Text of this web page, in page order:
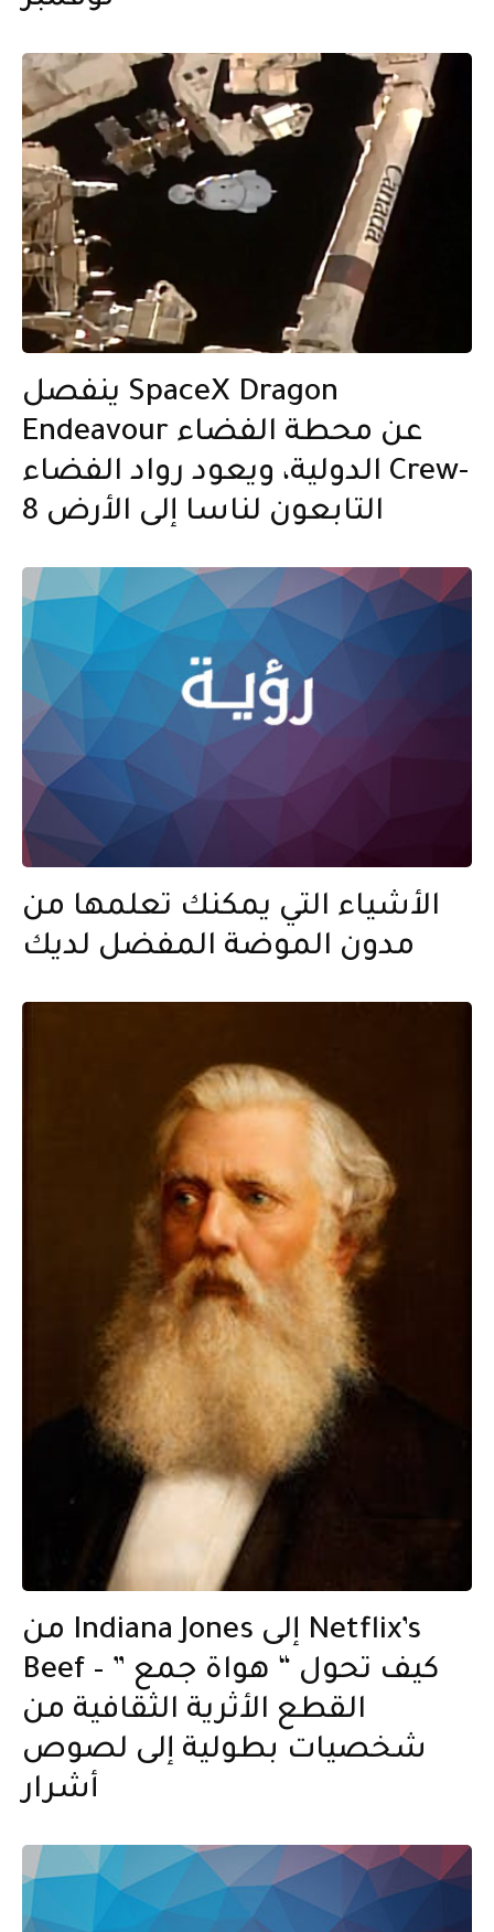
ينفصل SpaceX Dragon
Endeavour عن محطة الفضاء
الدولية، ويعود رواد الفضاء Crew-
8 التابعون لناسا إلى الأرض
الأشياء التي يمكنك تعلمها من
مدون الموضة المفضل لديك
من Indiana Jones إلى Netflix’s
Beef – كيف تحول “ هواة جمع ”
القطع الأثرية الثقافية من
شخصيات بطولية إلى لصوص
أشرار